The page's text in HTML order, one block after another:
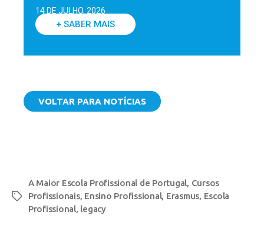
14 DE JULHO, 2026
+ SABER MAIS
VOLTAR PARA NOTÍCIAS
A Maior Escola Profissional de Portugal, Cursos
Profissionais, Ensino Profissional, Erasmus, Escola
Profissional, legacy